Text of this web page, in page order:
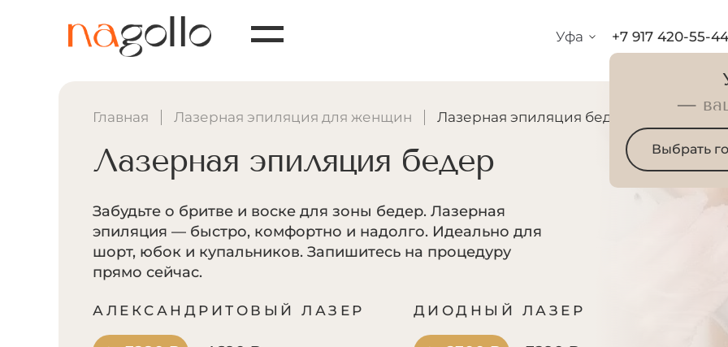
Уфа
—
Выбрать
+7 917 420-55-44
Главная Лазерная эпиляция для женщин Лазерная эпиляция бедер
Лазерная эпиляция бедер
Забудьте о бритве и воске для зоны бедер. Лазерная
эпиляция — быстро, комфортно и надолго. Идеально для
шорт, юбок и купальников. Запишитесь на процедуру
прямо сейчас.
АЛЕКСАНДРИТОВЫЙ ЛАЗЕР ДИОДНЫЙ ЛАЗЕР